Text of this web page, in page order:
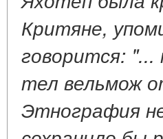
Критяне,
говорится:
тел вельмож
Этнография